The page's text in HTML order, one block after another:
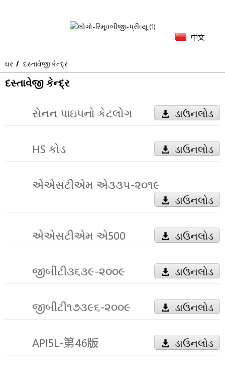
中文
ઘર દસ્તાવેજી કેન્દ્ર
દસ્તાવેજી કેન્દ્ર
સેનન પાઇપનો કેટલોગ ડાઉનલોડ
HS કોડ ડાઉનલોડ
એએસટીએમ એ૩૩૫-૨૦૧૯
ડાઉનલોડ
એએસટીએમ એ500 ડાઉનલોડ
જીબીટી૩૬૩૯-૨૦૦૯ ડાઉનલોડ
જીબીટી૧૭૩૯૬-૨૦૦૯ ડાઉનલોડ
API5L-第46版 ડાઉનલોડ